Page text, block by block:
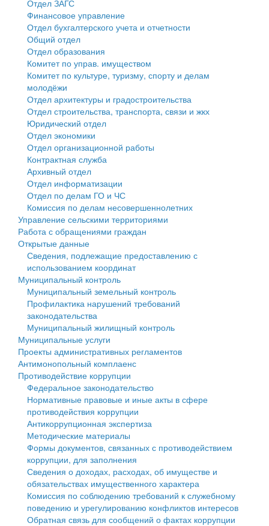
Государственные услуги
Промышленность и АПК
Экономика и бизнес
Символика
Устав
Гостям округа
Туризм
Культура
Образование
Здравоохранение
Социальная защита
Фотоальбом
муниципального округа Тверской области
Администрация Кашинского муниципального округа
Тверской области
Управление сельскими территориями
Открытые данные
Работа с обращениями граждан
Муниципальный контроль
Муниципальные услуги
Проекты административных регламентов
Антимонопольный комплаенс
Противодействие коррупции
Финансовое управление
Бюджет для граждан
Имущество
Выявление правообладателей ранее учтенных
объектов недвижимости
Имущественная поддержка субъектов малого и
среднего предпринимательства
Информационная поддержка субъектов малого и
среднего предпринимательства
Муниципальные программы
Контрольно-счетная палата
Персональные данные
Оценка регулирующего воздействия
Деятельность МУ
Нормативы градостроительного проектирования
Правила землепользования и застройки
Генеральные планы
Проекты планировки территории
Собрание депутатов
Городское поселение
Сельские поселения
Отдел ЗАГС
Финансовое управление
Отдел бухгалтерского учета и отчетности
Общий отдел
Отдел образования
Комитет по управ. имуществом
Комитет по культуре, туризму, спорту и делам
молодёжи
Отдел архитектуры и градостроительства
Отдел строительства, транспорта, связи и жкх
Юридический отдел
Отдел экономики
Отдел организационной работы
Контрактная служба
Архивный отдел
Отдел информатизации
Отдел по делам ГО и ЧС
Комиссия по делам несовершеннолетних
Управление сельскими территориями
Работа с обращениями граждан
Открытые данные
Сведения, подлежащие предоставлению с
использованием координат
Муниципальный контроль
Муниципальный земельный контроль
Профилактика нарушений требований
законодательства
Муниципальный жилищный контроль
Муниципальные услуги
Проекты административных регламентов
Антимонопольный комплаенс
Противодействие коррупции
Федеральное законодательство
Нормативные правовые и иные акты в сфере
противодействия коррупции
Антикоррупционная экспертиза
Методические материалы
Формы документов, связанных с противодействием
коррупции, для заполнения
Сведения о доходах, расходах, об имуществе и
обязательствах имущественного характера
Комиссия по соблюдению требований к служебному
поведению и урегулированию конфликтов интересов
Обратная связь для сообщений о фактах коррупции